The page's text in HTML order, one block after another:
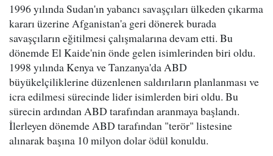
1996 yılında Sudan'ın yabancı savaşçıları ülkeden çıkarma
kararı üzerine Afganistan'a geri dönerek burada
savaşçıların eğitilmesi çalışmalarına devam etti. Bu
dönemde El Kaide'nin önde gelen isimlerinden biri oldu.
1998 yılında Kenya ve Tanzanya'da ABD
büyükelçiliklerine düzenlenen saldırıların planlanması ve
icra edilmesi sürecinde lider isimlerden biri oldu. Bu
sürecin ardından ABD tarafından aranmaya başlandı.
İlerleyen dönemde ABD tarafından "terör" listesine
alınarak başına 10 milyon dolar ödül konuldu.